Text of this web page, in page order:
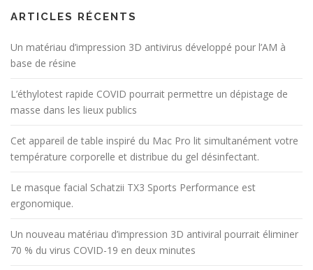
ARTICLES RÉCENTS
Un matériau d’impression 3D antivirus développé pour l’AM à
base de résine
L’éthylotest rapide COVID pourrait permettre un dépistage de
masse dans les lieux publics
Cet appareil de table inspiré du Mac Pro lit simultanément votre
température corporelle et distribue du gel désinfectant.
Le masque facial Schatzii TX3 Sports Performance est
ergonomique.
Un nouveau matériau d’impression 3D antiviral pourrait éliminer
70 % du virus COVID-19 en deux minutes